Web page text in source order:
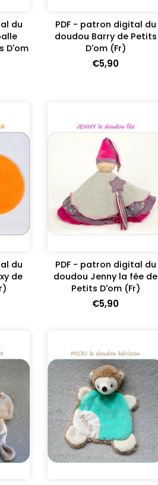
du
D'om
PDF - patron digital du
doudou Barry de Petits
D'om (Fr)
€5,90
du
de
PDF - patron digital du
doudou Jenny la fée de
Petits D'om (Fr)
€5,90